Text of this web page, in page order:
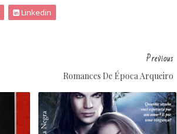
Linkedin
Previous
Romances De Época Arqueiro